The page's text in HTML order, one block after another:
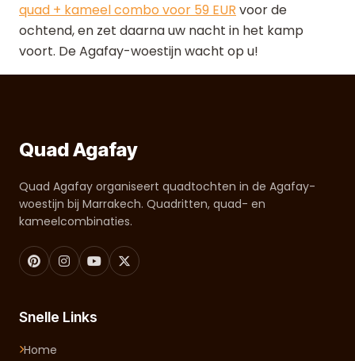
quad + kameel combo voor 59 EUR voor de
ochtend, en zet daarna uw nacht in het kamp
voort. De Agafay-woestijn wacht op u!
Quad Agafay
Quad Agafay organiseert quadtochten in de Agafay-
woestijn bij Marrakech. Quadritten, quad- en
kameelcombinaties.
Snelle Links
Home